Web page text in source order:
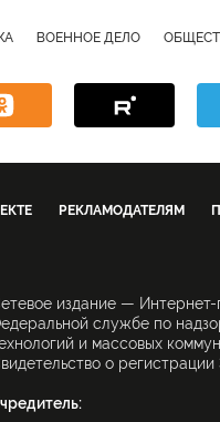
ВОЕННОЕ ДЕЛО
РЕКЛАМОДАТЕЛЯМ
издание —
службе по
и массовых
о